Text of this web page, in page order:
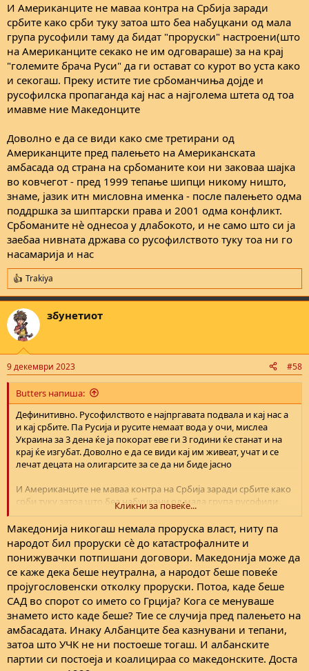
И Американците не маваа контра на Србија заради
србите како срби туку затоа што беа набуцкани од мала
група русофили таму да бидат "проруски" настроени(што
на Американците секако не им одговараше) за на крај
"големите брача Руси" да ги остават со курот во уста како
и секогаш. Преку истите тие србоманчиња дојде и
русофилска пропаганда кај нас а најголема штета од тоа
имавме ние Македонците
Доволно е да се види како сме третирани од
Американците пред палењето на Американската
амбасада од страна на србоманите кои ни заковаа шајка
во ковчегот - пред 1999 тепање шипци никому ништо,
знаме, јазик итн мисловна именка - после палењето одма
поддршка за шиптаpски права и 2001 одма конфликт.
Србоманите нѐ однесоа у длабокото, и не само што си ја
заебаа нивната држава со русофилството туку тоа ни го
насамарија и нас
R
e
a
c
t
i
s
:
Trakiya
збунетиот
9 декември 2023 #58
Butters напиша:
Дефинитивно. Русофилството е најпргавата подвала и кај нас а
и кај србите. Па Русија и русите немаат вода у очи, мислеа
Украина за 3 дена ќе ја покорат еве ги 3 години ќе станат и на
крај ќе изгубат. Доволно е да се види кај им живеат, учат и се
лечат децата на олигарсите за се да ни биде јасно
И Американците не маваа контра на Србија заради србите како
срби туку затоа што беа набуцкани од мала група русофили
таму да бидат "проруски" настроени(што на Американците
секако не им одговараше) за на крај "големите брача Руси" да
ги остават со курот во уста како и секогаш. Преку истите тие
србоманчиња дојде и русофилска пропаганда кај нас а
најголема штета од тоа имавме ние Македонците
Доволно е да се види како сме третирани од Американците
пред палењето на Американската амбасада од страна на
србоманите кои ни заковаа шајка во ковчегот - пред 1999
тепање шипци никому ништо, знаме, јазик итн мисловна
именка - после палењето одма поддршка за шиптаpски права
и 2001 одма конфликт. Србоманите нѐ однесоа у длабокото, и
не само што си ја заебаа нивната држава со русофилството туку
Кликни за повеќе...
Македонија никогаш немала проруска власт, ниту па
народот бил проруски сè до катастрофалните и
понижувачки потпишани договори. Македонија може да
се каже дека беше неутрална, а народот беше повеќе
пројугословенски отколку проруски. Потоа, каде беше
САД во спорот со името со Грција? Кога се менуваше
знамето исто каде беше? Тие се случија пред палењето на
амбасадата. Инаку Албанците беа казнувани и тепани,
затоа што УЧК не ни постоеше тогаш. И албанските
партии си постоеја и коалицираа со македонските. Доста